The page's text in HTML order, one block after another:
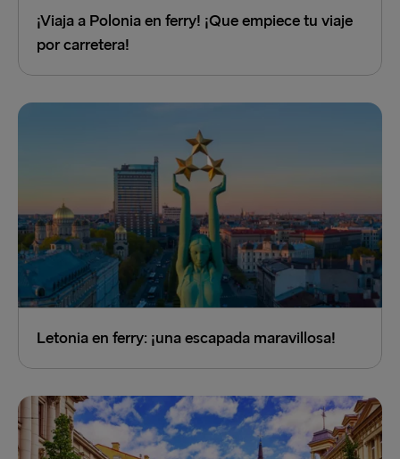
¡Viaja a Polonia en ferry! ¡Que empiece tu viaje
por carretera!
Letonia en ferry: ¡una escapada maravillosa!